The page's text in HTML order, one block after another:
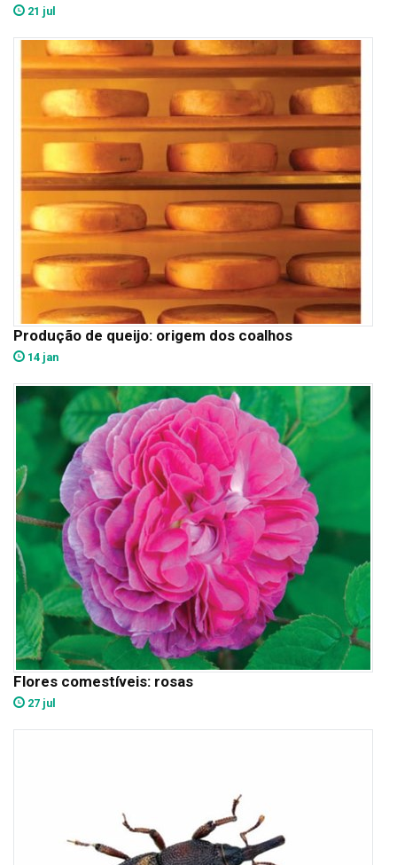
21 jul
Produção de queijo: origem dos coalhos
14 jan
Flores comestíveis: rosas
27 jul